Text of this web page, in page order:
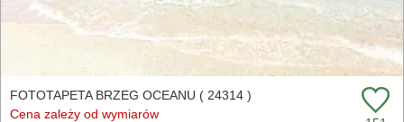
FOTOTAPETA BRZEG OCEANU ( 24314 )
Cena zależy od wymiarów